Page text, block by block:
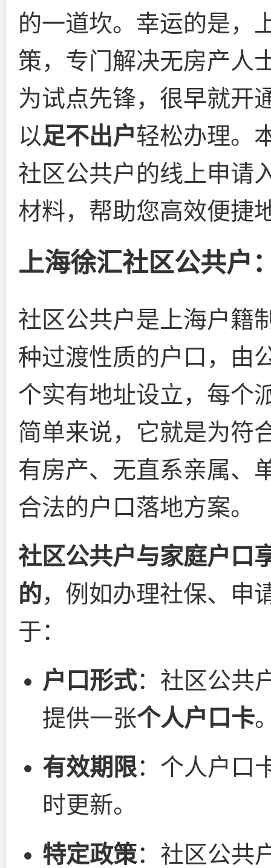
的一道坎。幸运的是，
策，专门解决无房产人
为试点先锋，很早就开
以足不出户轻松办理。
社区公共户的线上申请
材料，帮助您高效便捷
上海徐汇社区公共户
社区公共户是上海户籍
种过渡性质的户口，由
个实有地址设立，每个
简单来说，它就是为符
有房产、无直系亲属、
合法的户口落地方案。
社区公共户与家庭户口
的，例如办理社保、申
于：
户口形式：社区公共
提供一张个人户口卡
有效期限：个人户口
时更新。
特定政策：社区公共